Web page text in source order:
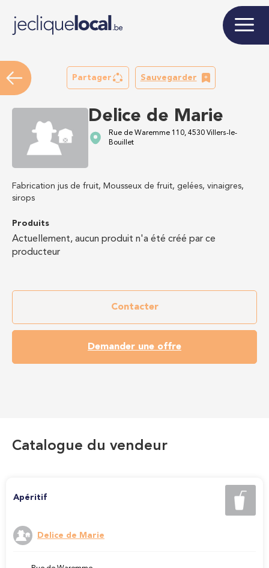
Partager Sauvegarder
Delice de Marie
Rue de Waremme 110, 4530 Villers-le-
Bouillet
Fabrication jus de fruit, Mousseux de fruit, gelées, vinaigres,
sirops
Produits
Actuellement, aucun produit n'a été créé par ce
producteur
Contacter
Demander une offre
Catalogue du vendeur
Apéritif
Delice de Marie